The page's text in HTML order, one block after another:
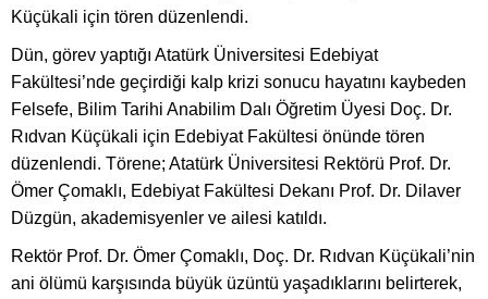
Küçükali için tören düzenlendi.
Dün, görev yaptığı Atatürk Üniversitesi Edebiyat
Fakültesi’nde geçirdiği kalp krizi sonucu hayatını kaybeden
Felsefe, Bilim Tarihi Anabilim Dalı Öğretim Üyesi Doç. Dr.
Rıdvan Küçükali için Edebiyat Fakültesi önünde tören
düzenlendi. Törene; Atatürk Üniversitesi Rektörü Prof. Dr.
Ömer Çomaklı, Edebiyat Fakültesi Dekanı Prof. Dr. Dilaver
Düzgün, akademisyenler ve ailesi katıldı.
Rektör Prof. Dr. Ömer Çomaklı, Doç. Dr. Rıdvan Küçükali’nin
ani ölümü karşısında büyük üzüntü yaşadıklarını belirterek,